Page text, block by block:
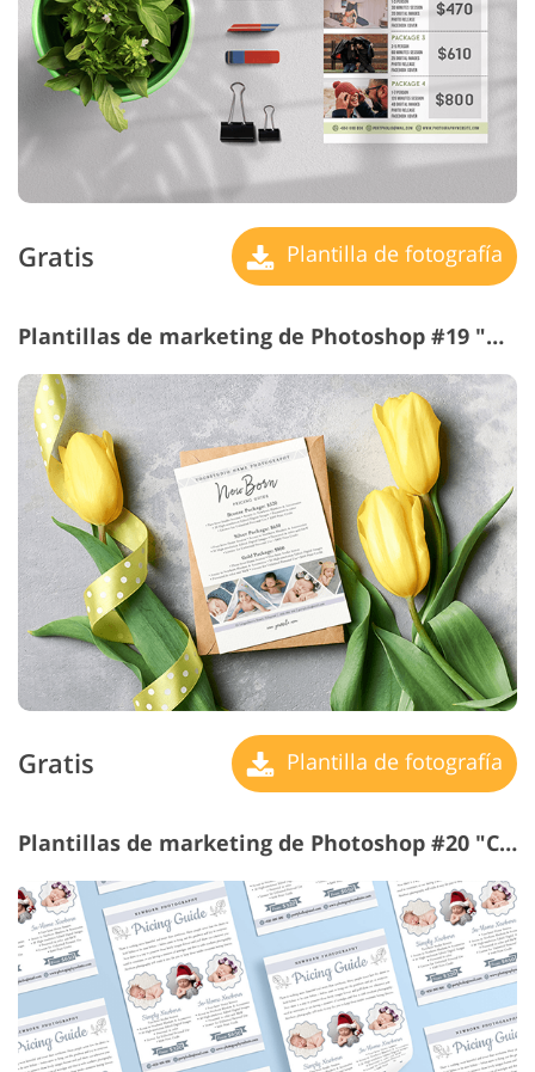
Gratis Plantilla de fotografía
Plantillas de marketing de Photoshop #19 "Baby Photography"
Gratis Plantilla de fotografía
Plantillas de marketing de Photoshop #20 "Cute Price List"